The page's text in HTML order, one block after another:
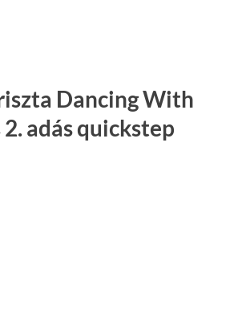
Dancing With
adás quickstep